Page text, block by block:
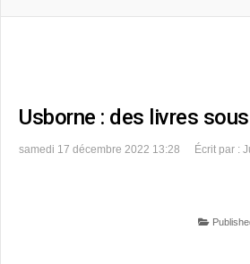
Usborne : des livres
samedi 17 décembre 2022 13:28 Écrit par :